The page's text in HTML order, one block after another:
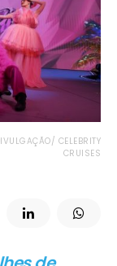
CELEBRITY
CRUISES